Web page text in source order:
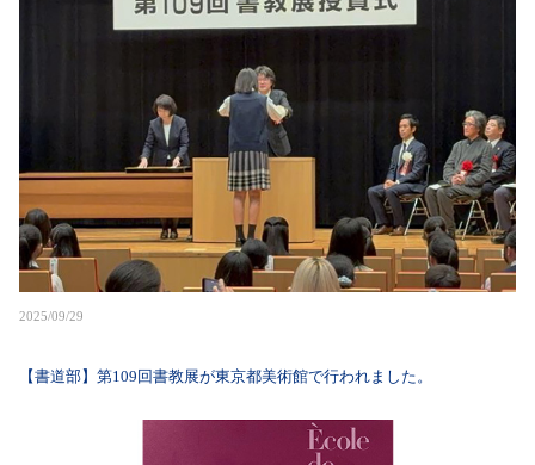
2025/09/29
【書道部】第109回書教展が東京都美術館で行われました。